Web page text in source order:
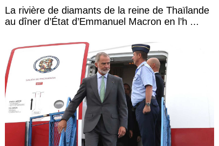
La rivière de diamants de la reine de Thaïlande
au dîner d’État d’Emmanuel Macron en l’h ...